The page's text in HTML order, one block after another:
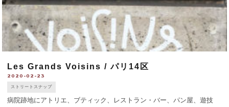
Les Grands Voisins / パリ14区
2020-02-23
ストリートスナップ
病院跡地にアトリエ、ブティック、レストラン・バー、パン屋、遊技